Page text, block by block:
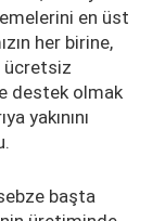
en üst
her birine,
ücretsiz
destek olmak
yakınını
başta